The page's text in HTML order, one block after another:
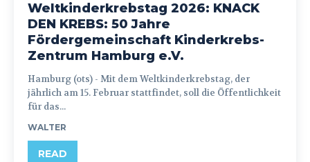
Weltkinderkrebstag 2026: KNACK
DEN KREBS: 50 Jahre
Fördergemeinschaft Kinderkrebs-
Zentrum Hamburg e.V.
Hamburg (ots) - Mit dem Weltkinderkrebstag, der
jährlich am 15. Februar stattfindet, soll die Öffentlichkeit
für das...
WALTER
READ